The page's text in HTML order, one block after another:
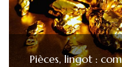
Pièces, lingot :